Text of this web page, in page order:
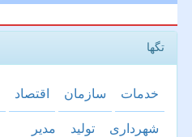
تگها
خدمات سازمان اقتصاد
شهرداری تولید مدیر